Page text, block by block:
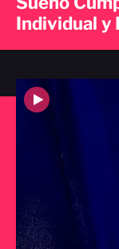
Individual y